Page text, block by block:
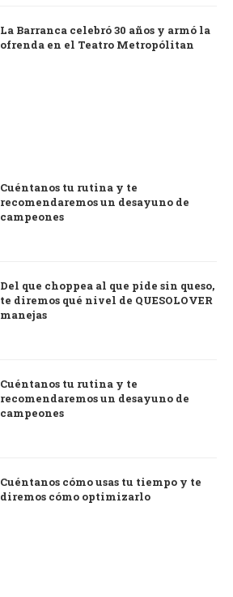
La Barranca celebró 30 años y armó la
ofrenda en el Teatro Metropólitan
Cuéntanos tu rutina y te
recomendaremos un desayuno de
campeones
Del que choppea al que pide sin queso,
te diremos qué nivel de QUESOLOVER
manejas
Cuéntanos tu rutina y te
recomendaremos un desayuno de
campeones
Cuéntanos cómo usas tu tiempo y te
diremos cómo optimizarlo